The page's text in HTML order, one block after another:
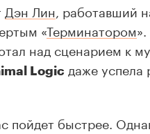
Дэн Лин , работавший
«Терминатором
над сценарием к
Logic даже успела
пойдет быстрее.